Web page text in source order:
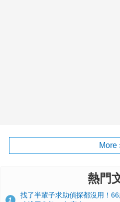
More
熱門
1
找了半輩子求助偵探都沒用！